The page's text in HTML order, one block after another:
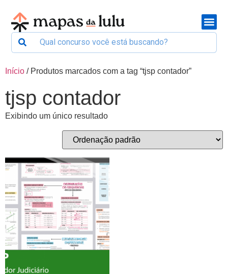
Início / Produtos marcados com a tag “tjsp contador”
tjsp contador
Exibindo um único resultado